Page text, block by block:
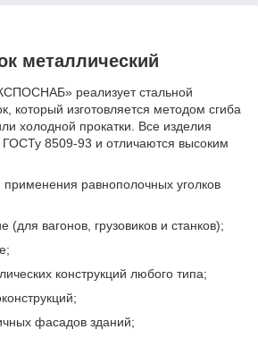
металлический
реализует стальной
который изготовляется методом сгиба
холодной прокатки. Все изделия
ГОСТу 8509-93 и отличаются высоким
равнополочных уголков
(для вагонов, грузовиков и станков);
конструкций любого типа;
фасадов зданий;